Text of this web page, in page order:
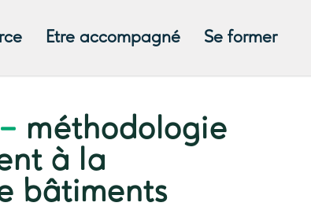
Etre accompagné Se former
méthodologie
à la
bâtiments